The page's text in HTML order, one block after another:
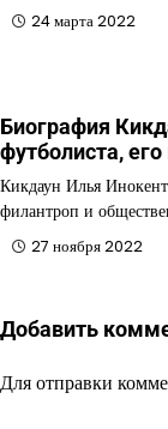
24 марта 2022
Биография
футболиста,
Кикдаун Илья
филантроп и
27 ноября 2022
Добавить
Для отправки